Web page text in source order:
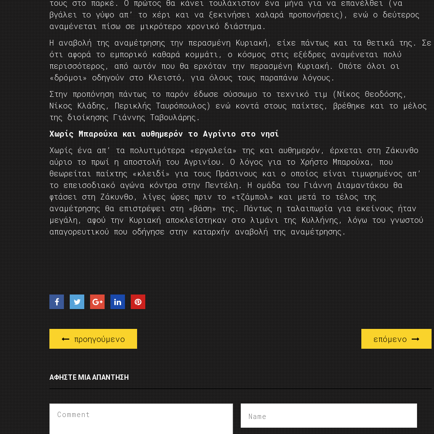
τους στο παρκέ. Ο πρώτος θα κάνει τουλάχιστον ένα μήνα για να επανέλθει (να
βγάλει το γύψο απ’ το χέρι και να ξεκινήσει χαλαρά προπονήσεις), ενώ ο δεύτερος
αναμένεται πίσω σε μικρότερο χρονικό διάστημα.
Η αναβολή της αναμέτρησης την περασμένη Κυριακή, είχε πάντως και τα θετικά της. Σε
ότι αφορά το εμπορικό καθαρά κομμάτι, ο κόσμος στις εξέδρες αναμένεται πολύ
περισσότερος, από αυτόν που θα ερχόταν την περασμένη Κυριακή. Οπότε όλοι οι
«δρόμοι» οδηγούν στο Κλειστό, για όλους τους παραπάνω λόγους.
Στην προπόνηση πάντως το παρόν έδωσε σύσσωμο το τεχνικό τιμ (Νίκος Θεοδόσης,
Νίκος Κλάδης, Περικλής Ταυρόπουλος) ενώ κοντά στους παίχτες, βρέθηκε και το μέλος
της διοίκησης Γιάννης Ταβουλάρης.
Χωρίς Μπαρούχα και αυθημερόν το Αγρίνιο στο νησί
Χωρίς ένα απ’ τα πολυτιμότερα «εργαλεία» της και αυθημερόν, έρχεται στη Ζάκυνθο
αύριο το πρωί η αποστολή του Αγρινίου. Ο λόγος για το Χρήστο Μπαρούχα, που
θεωρείται παίχτης «κλειδί» για τους Πράσινους και ο οποίος είναι τιμωρημένος απ’
το επεισοδιακό αγώνα κόντρα στην Πεντέλη. Η ομάδα του Γιάννη Διαμαντάκου θα
φτάσει στη Ζάκυνθο, λίγες ώρες πριν το «τζάμπολ» και μετά το τέλος της
αναμέτρησης θα επιστρέψει στη «βάση» της. Πάντως η ταλαιπωρία για εκείνους ήταν
μεγάλη, αφού την Κυριακή αποκλείστηκαν στο λιμάνι της Κυλλήνης, λόγω του γνωστού
απαγορευτικού που οδήγησε στην καταρχήν αναβολή της αναμέτρησης.
προηγούμενο επόμενο
ΑΦΉΣΤΕ ΜΙΑ ΑΠΆΝΤΗΣΗ